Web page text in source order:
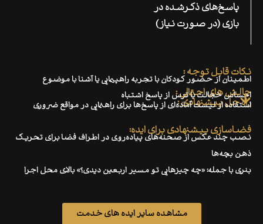
پاسخ‌های ذکرشده در
بازی (در صورت نیاز)
نکات قابل توجه :
اطمینان از حضور کودکان با تجربه راهپیمایی یا آشنا با موضوع
چالش های احتمالی :
احساس خجالت یا ترس از پاسخ اشتباه
راه حل پیشنهادی :
استفاده از لیست آماده‌ای از پاسخ‌ها برای راهنمایی در مواقع ضروری
فضاسازی پیشنهادی برای ایده:
نصب چند عکس از صحنه‌های پیاده‌روی در اطراف فضا برای تحریک
ذهن بچه‌ها
بنری با جمله: «چه چیزهایی تو مسیر اربعین دیدی؟» بالای محل اجرا
مشاهده سایر ایده های خدمت